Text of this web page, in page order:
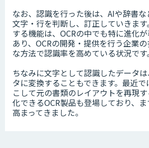
なお、認識を行った後は、AIや辞書
文字・行を判断し、訂正していきま
する機能は、OCRの中でも特に進化
あり、OCRの開発・提供を行う企業
な方法で認識率を高めている状況です。
ちなみに文字として認識したデータ
タに変換することもできます。最近
こして元の書類のレイアウトを再現
化できるOCR製品も登場しており、
高まってきました。